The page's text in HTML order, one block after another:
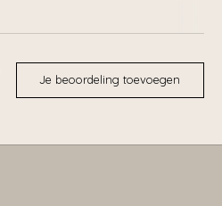
Je beoordeling toevoegen